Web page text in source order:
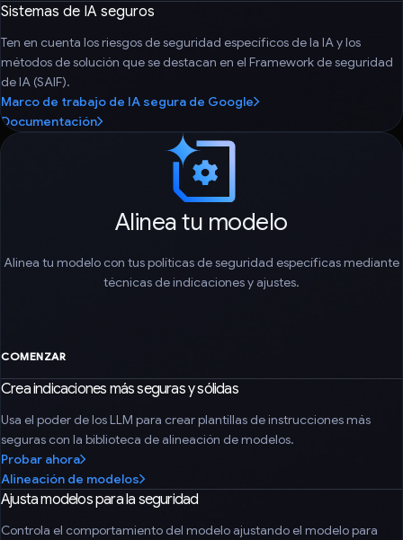
Sistemas de IA seguros
Ten en cuenta los riesgos de seguridad específicos de la IA y los
métodos de solución que se destacan en el Framework de seguridad
de IA (SAIF).
Marco de trabajo de IA segura de Google
Documentación
Alinea tu modelo
Alinea tu modelo con tus políticas de seguridad específicas mediante
técnicas de indicaciones y ajustes.
COMENZAR
Crea indicaciones más seguras y sólidas
Usa el poder de los LLM para crear plantillas de instrucciones más
seguras con la biblioteca de alineación de modelos.
Probar ahora
Alineación de modelos
Ajusta modelos para la seguridad
Controla el comportamiento del modelo ajustando el modelo para